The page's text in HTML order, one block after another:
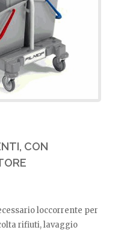
CON
loccorrente per
rifiuti, lavaggio